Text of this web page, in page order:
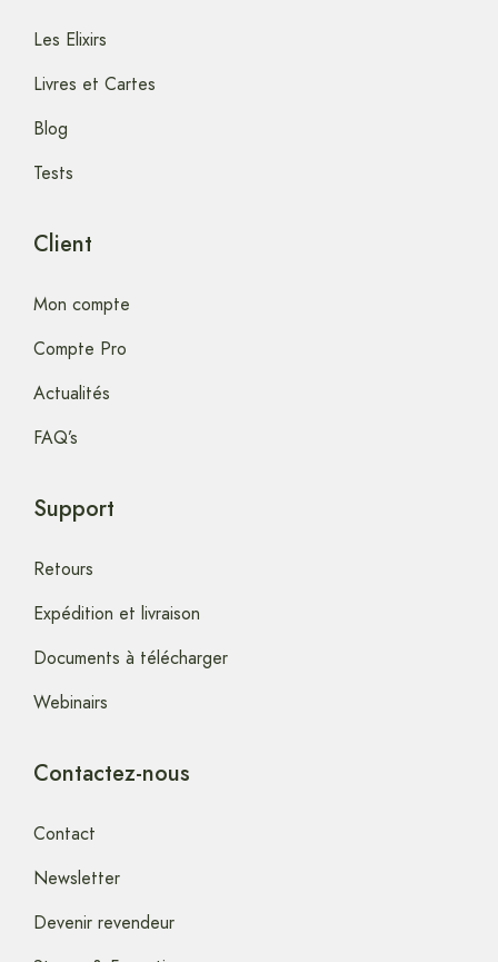
Les Elixirs
Livres et Cartes
Blog
Tests
Client
Mon compte
Compte Pro
Actualités
FAQ’s
Support
Retours
Expédition et livraison
Documents à télécharger
Webinairs
Contactez-nous
Contact
Newsletter
Devenir revendeur